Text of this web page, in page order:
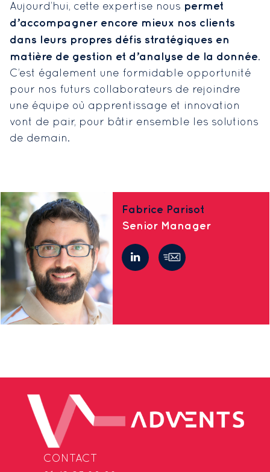
Aujourd’hui, cette expertise nous permet
d’accompagner encore mieux nos clients
dans leurs propres défis stratégiques en
matière de gestion et d’analyse de la donnée.
C’est également une formidable opportunité
pour nos futurs collaborateurs de rejoindre
une équipe où apprentissage et innovation
vont de pair, pour bâtir ensemble les solutions
de demain.
Fabrice Parisot
Senior Manager
CONTACT